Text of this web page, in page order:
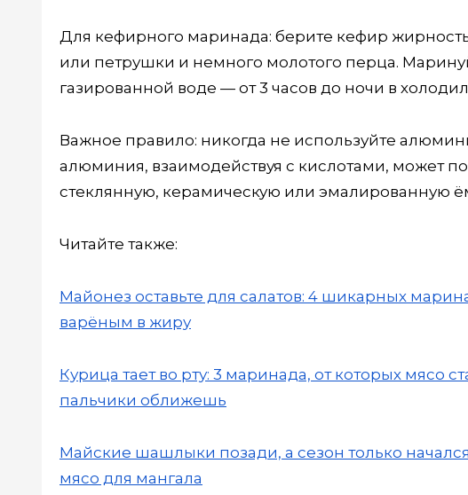
Для кефирного маринада: берите кефир
или петрушки и немного молотого перца.
газированной воде — от 3 часов до ночи в
Важное правило: никогда не используйте
алюминия, взаимодействуя с кислотами, может
стеклянную, керамическую или эмалированную
Читайте также:
Майонез оставьте для салатов: 4 шикарных
варёным в жиру
Курица тает во рту: 3 маринада, от которых мясо
пальчики оближешь
Майские шашлыки позади, а сезон только
мясо для мангала